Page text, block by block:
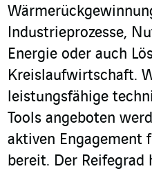
Industrieprozesse,
Energie oder auch
Kreislaufwirtschaft.
leistungsfähige
Tools angeboten
aktiven Engagement
bereit. Der Reifegrad